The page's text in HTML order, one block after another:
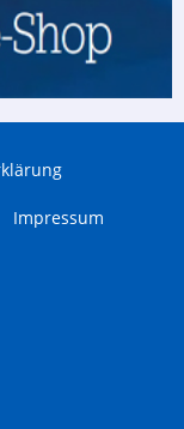
Impressum